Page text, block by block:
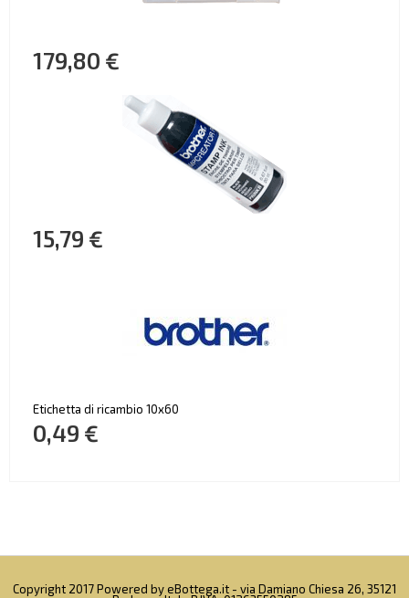
179,80 €
15,79 €
Etichetta di ricambio 10x60
0,49 €
Copyright 2017 Powered by eBottega.it - via Damiano Chiesa 26, 35121